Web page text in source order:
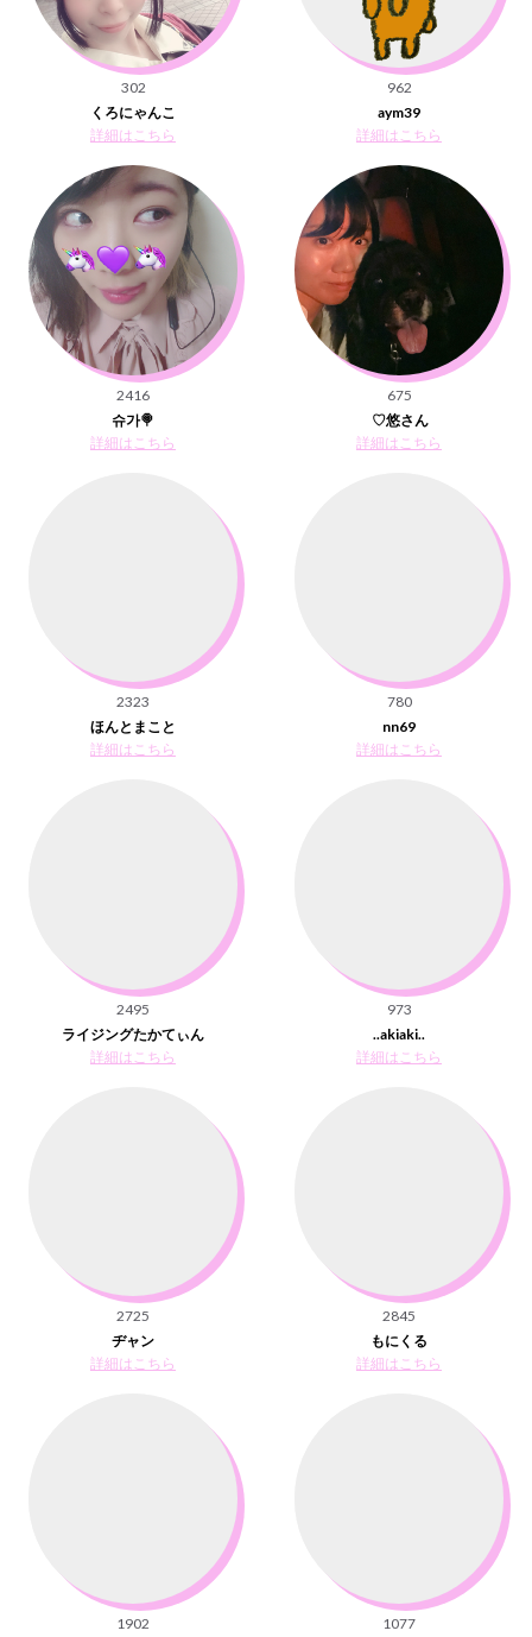
302
くろにゃんこ
詳細はこちら
962
aym39
詳細はこちら
2416
슈가🍭
詳細はこちら
675
♡悠さん
詳細はこちら
2323
ほんとまこと
詳細はこちら
780
nn69
詳細はこちら
2495
ライジングたかてぃん
詳細はこちら
973
..akiaki..
詳細はこちら
2725
ヂャン
詳細はこちら
2845
もにくる
詳細はこちら
1902
1077